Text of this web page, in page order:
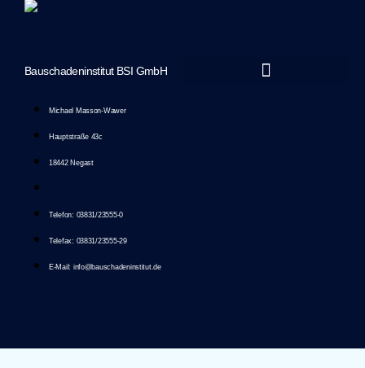
Bauschadeninstitut BSI GmbH
Michael Masson-Wawer
Hauptstraße 43c
18442 Negast
Telefon: 03831/23555-0
Telefax: 03831/23555-29
E-Mail: info@bauschadeninstitut.de